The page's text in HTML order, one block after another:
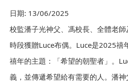
日期: 13/06/2025
校監潘子光神父、馮校長、全體老
時段獲贈Luce布偶。Luce是2025禧
禧年的主題：「希望的朝聖者」。
義，並傳遞希望給有需要的人。潘